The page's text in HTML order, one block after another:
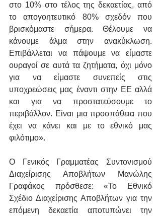
στο 10% στο τέλος της δεκαετίας, από
το απογοητευτικό 80% σχεδόν που
βρισκόμαστε σήμερα. Θέλουμε να
κάνουμε άλμα στην ανακύκλωση.
Επιβάλλεται να πάψουμε να είμαστε
ουραγοί σε αυτά τα ζητήματα, όχι μόνο
για να είμαστε συνεπείς στις
υποχρεώσεις μας έναντι στην ΕΕ αλλά
και για να προστατεύσουμε το
περιβάλλον. Είναι μια προσπάθεια που
έχει να κάνει και με το εθνικό μας
φιλότιμο».
Ο Γενικός Γραμματέας Συντονισμού
Διαχείρισης Αποβλήτων Μανώλης
Γραφάκος πρόσθεσε: «Το Εθνικό
Σχέδιο Διαχείρισης Αποβλήτων για την
επόμενη δεκαετία αποτυπώνει την